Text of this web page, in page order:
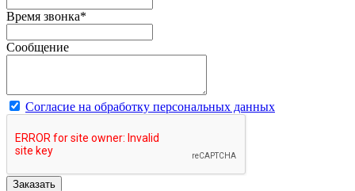
Время звонка*
Сообщение
Согласие на обработку персональных данных
Заказать